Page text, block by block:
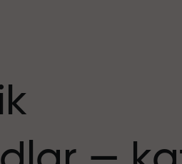
baham ko‘radi. Aleš Loprais
intilish va intizom